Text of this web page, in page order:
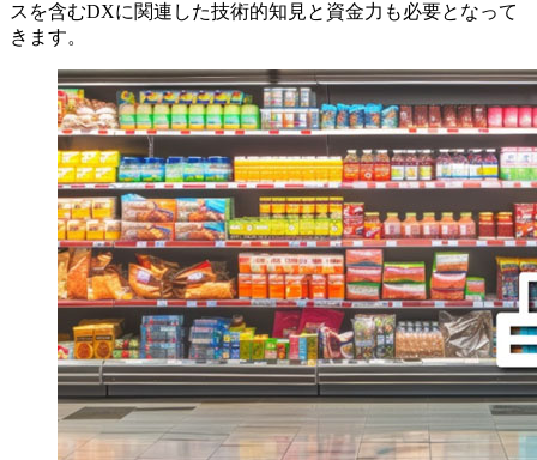
スを含むDXに関連した技術的知見と資金力も必要となって
きます。